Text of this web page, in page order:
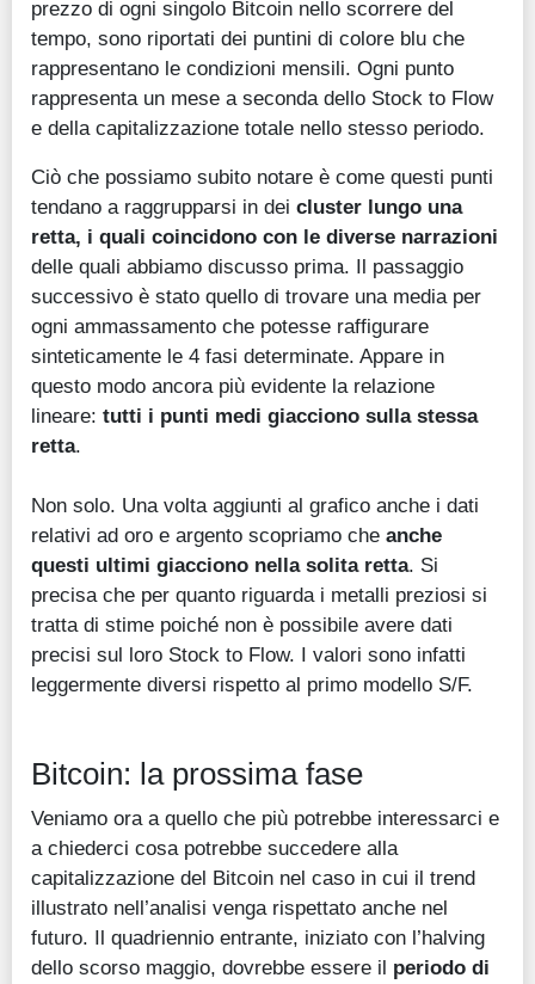
prezzo di ogni singolo Bitcoin nello scorrere del
tempo, sono riportati dei puntini di colore blu che
rappresentano le condizioni mensili. Ogni punto
rappresenta un mese a seconda dello Stock to Flow
e della capitalizzazione totale nello stesso periodo.
Ciò che possiamo subito notare è come questi punti
tendano a raggrupparsi in dei cluster lungo una
retta, i quali coincidono con le diverse narrazioni
delle quali abbiamo discusso prima. Il passaggio
successivo è stato quello di trovare una media per
ogni ammassamento che potesse raffigurare
sinteticamente le 4 fasi determinate. Appare in
questo modo ancora più evidente la relazione
lineare: tutti i punti medi giacciono sulla stessa
retta.
Non solo. Una volta aggiunti al grafico anche i dati
relativi ad oro e argento scopriamo che anche
questi ultimi giacciono nella solita retta. Si
precisa che per quanto riguarda i metalli preziosi si
tratta di stime poiché non è possibile avere dati
precisi sul loro Stock to Flow. I valori sono infatti
leggermente diversi rispetto al primo modello S/F.
Bitcoin: la prossima fase
Veniamo ora a quello che più potrebbe interessarci e
a chiederci cosa potrebbe succedere alla
capitalizzazione del Bitcoin nel caso in cui il trend
illustrato nell’analisi venga rispettato anche nel
futuro. Il quadriennio entrante, iniziato con l’halving
dello scorso maggio, dovrebbe essere il periodo di